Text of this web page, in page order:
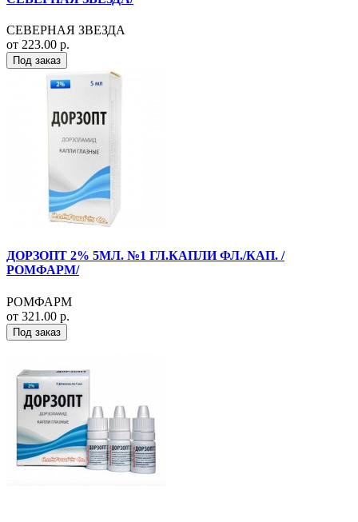
СЕВЕРНАЯ ЗВЕЗДА
от 223.00 р.
Под заказ
ДОРЗОПТ 2% 5МЛ. №1 ГЛ.КАПЛИ ФЛ./КАП. /
РОМФАРМ/
РОМФАРМ
от 321.00 р.
Под заказ